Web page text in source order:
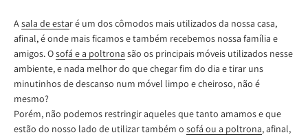
Asala de estar é um dos cômodos mais utilizados da nossa casa,
afinal, é onde mais ficamos e também recebemos nossa família e
amigos. Osofá e a poltrona são os principais móveis utilizados nesse
ambiente, e nada melhor do que chegar fim do dia e tirar uns
minutinhos de descanso num móvel limpo e cheiroso, não é
mesmo?
Porém, não podemos restringir aqueles que tanto amamos e que
estão do nosso lado de utilizar também o sofá ou a poltrona, afinal,